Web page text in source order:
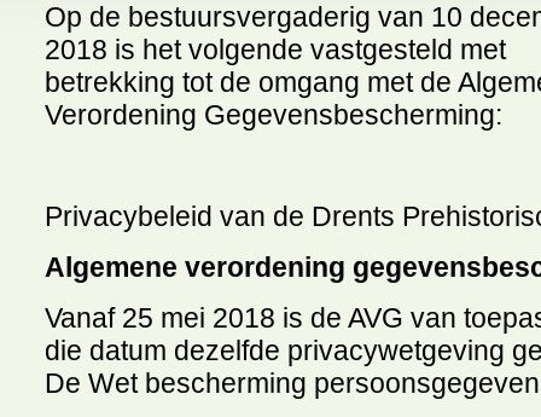
Op de bestuursvergaderig van 10
2018 is het volgende vastgesteld met
betrekking tot de omgang met de
Verordening Gegevensbescherming:
Privacybeleid van de Drents
Algemene verordening
Vanaf 25 mei 2018 is de AVG van
die datum dezelfde privacywetgeving
De Wet bescherming